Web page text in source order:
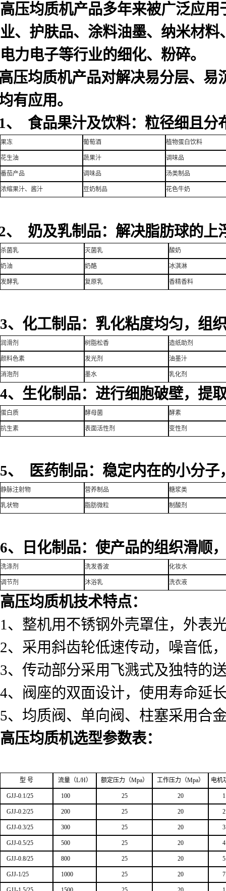
高压均质机产品多年来被广泛应
业、护肤品、涂料油墨、纳米材
电力电子等行业的细化、粉碎。
压均质机产品对解决易分层、
有应用。
、 食品果汁及饮料：粒径细且分
果冻 葡萄酒 植物蛋白饮料
花生油 蔬果汁 调味品
番茄产品 调味品 汤类制品
浓缩果汁、酱汁 豆奶制品 花色牛奶
、 奶及乳制品：解决脂肪球的上
杀菌乳 灭菌乳 酸奶
奶油 奶酪 冰淇淋
发酵乳 复原乳 香精香料
3、化工制品：乳化粘度均匀，组
润滑剂 树脂松香 造纸助剂
颜料色素 发光剂 油墨汁
消泡剂 墨水 乳化剂
4、生化制品：进行细胞破壁，提
蛋白质 酵母菌 酵素
抗生素 表面活性剂 变性剂
5、 医药制品：稳定内在的小分子
静脉注射物 营养制品 糖浆类
乳状物 脂肪微粒 制酸剂
6、日化制品：使产品的组织滑顺
洗涤剂 洗发香波 化妆水
调节剂 沐浴乳 洗衣液
高压均质机技术特点：
1、整机用不锈钢外壳罩住，外表
2、采用斜齿轮低速传动，噪音低
3、传动部分采用飞溅式及独特的
4、阀座的双面设计，使用寿命延
5、均质阀、单向阀、柱塞采用合
高压均质机选型参数表：
型 号 流量（L/H） 额定压力 （Mpa） 工作压力 （Mpa） 电机
GJJ-0.1/25 100 25 20
GJJ-0.2/25 200 25 20
GJJ-0.3/25 300 25 20 3
GJJ-0.5/25 500 25 20 4
GJJ-0.8/25 800 25 20
GJJ-1/25 1000 25 20